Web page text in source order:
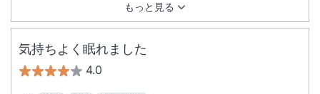
もっと見る
気持ちよく眠れました
4.0